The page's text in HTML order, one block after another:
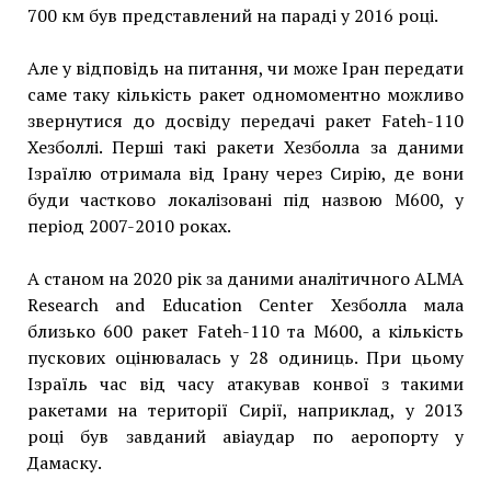
700 км був представлений на параді у 2016 році.
Але у відповідь на питання, чи може Іран передати
саме таку кількість ракет одномоментно можливо
звернутися до досвіду передачі ракет Fateh-110
Хезболлі. Перші такі ракети Хезболла за даними
Ізраїлю отримала від Ірану через Сирію, де вони
буди частково локалізовані під назвою M600, у
період 2007-2010 роках.
А станом на 2020 рік за даними аналітичного ALMA
Research and Education Center Хезболла мала
близько 600 ракет Fateh-110 та M600, а кількість
пускових оцінювалась у 28 одиниць. При цьому
Ізраїль час від часу атакував конвої з такими
ракетами на території Сирії, наприклад, у 2013
році був завданий авіаудар по аеропорту у
Дамаску.